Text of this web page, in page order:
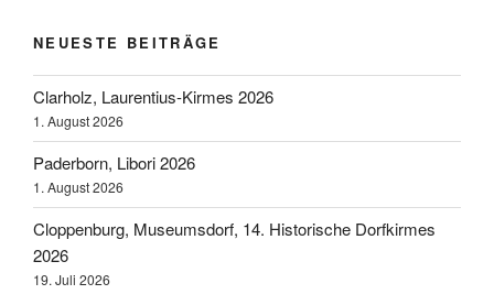
NEUESTE BEITRÄGE
Clarholz, Laurentius-Kirmes 2026
1. August 2026
Paderborn, Libori 2026
1. August 2026
Cloppenburg, Museumsdorf, 14. Historische Dorfkirmes
2026
19. Juli 2026